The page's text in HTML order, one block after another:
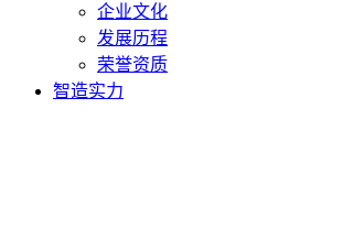
企业文化
发展历程
荣誉资质
智造实力